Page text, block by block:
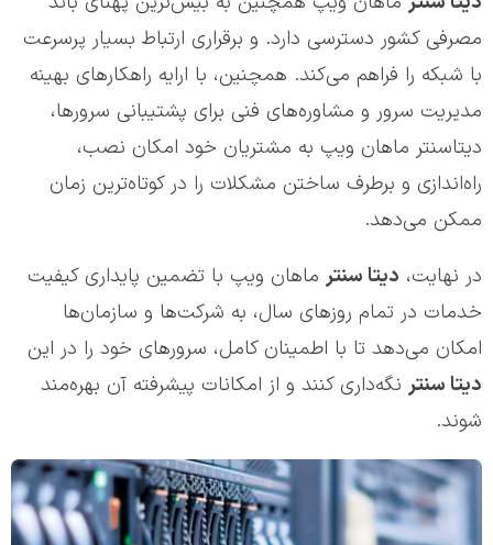
مصرفی کشور دسترسی دارد. و برقراری ارتباط بسیار پرسرعت
با شبکه را فراهم می‌کند. همچنین، با ارایه راهکارهای بهینه
مدیریت سرور و مشاوره‌های فنی برای پشتیبانی سرورها،
دیتاسنتر ماهان ویپ به مشتریان خود امکان نصب،
راه‌اندازی و برطرف ساختن مشکلات را در کوتاه‌ترین زمان
ممکن می‌دهد.
در نهایت، دیتا سنتر ماهان ویپ با تضمین پایداری کیفیت
خدمات در تمام روزهای سال، به شرکت‌ها و سازمان‌ها
امکان می‌دهد تا با اطمینان کامل، سرورهای خود را در این
دیتا سنتر نگه‌داری کنند و از امکانات پیشرفته آن بهره‌مند
شوند.